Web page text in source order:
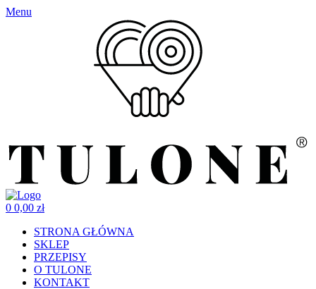
Menu
0 0,00 zł
STRONA GŁÓWNA
SKLEP
PRZEPISY
O TULONE
KONTAKT